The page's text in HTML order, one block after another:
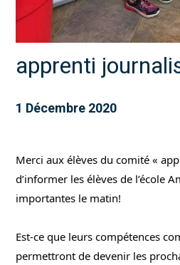
apprenti
1 Décembre 2020
Merci aux élèves du comité «
d’informer les élèves de l’école
importantes le matin!
Est-ce que leurs compétences
permettront de devenir les